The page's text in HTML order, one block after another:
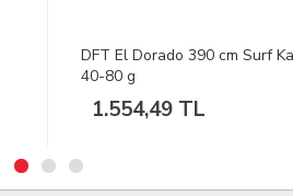
DFT 9101 4Cm 3,5G Renk: L17
Maket Yem
220,25 TL